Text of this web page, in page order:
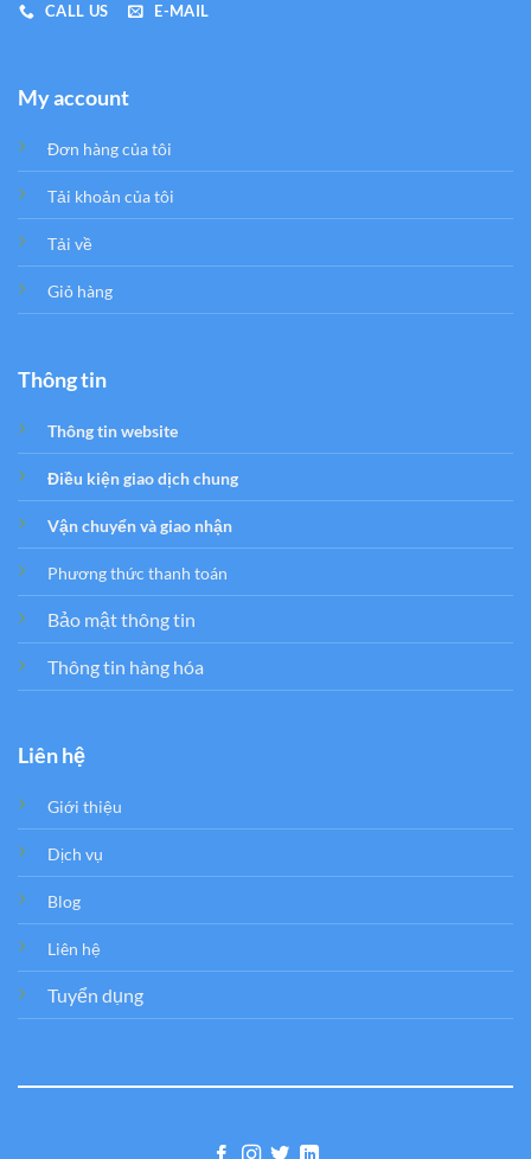
CALL US E-MAIL
My account
Đơn hàng của tôi
Tải khoản của tôi
Tải về
Giỏ hàng
Thông tin
Thông tin website
Điều kiện giao dịch chung
Vận chuyển và giao nhận
Phương thức thanh toán
Bảo mật thông tin
Thông tin hàng hóa
Liên hệ
Giới thiệu
Dịch vụ
Blog
Liên hệ
Tuyển dụng